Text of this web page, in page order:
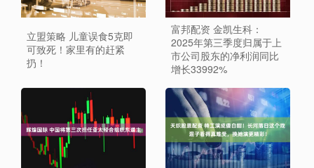
立盟策略 儿童误食5克即
可致死！家里有的赶紧
扔！
富邦配资 金凯生科：
2025年第三季度归属于上
市公司股东的净利润同比
增长33992%